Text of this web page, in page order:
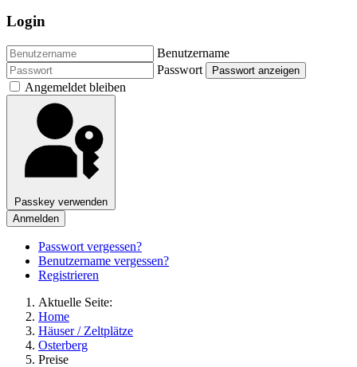
Login
Benutzername
Passwort
Passwort anzeigen
Angemeldet bleiben
Passkey verwenden
Anmelden
Passwort vergessen?
Benutzername vergessen?
Registrieren
Aktuelle Seite:
Home
Häuser / Zeltplätze
Osterberg
Preise